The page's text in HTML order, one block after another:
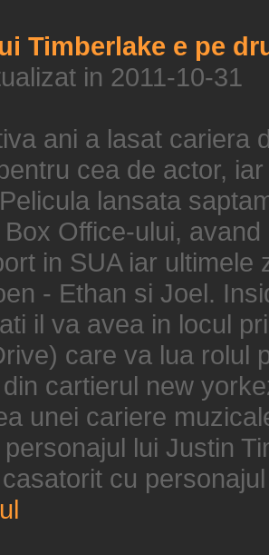
Timberlake e pe
in 2011-10-31
ani a lasat cariera
cea de actor,
lansata
Box Office-ului,
in SUA iar
- Ethan si Joel.
il va avea in locul
care va lua rolul
cartierul new
unei cariere
lui Justin
cu